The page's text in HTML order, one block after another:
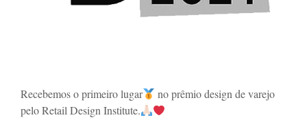
Recebemos o primeiro lugar
no prêmio design de varejo
pelo Retail Design Institute.